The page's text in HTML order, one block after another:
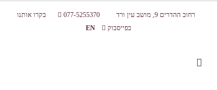
רחוב ההדרים 9, מושב עין ורד 077-5255370
בקרו אותנו
בפייסבוק
EN